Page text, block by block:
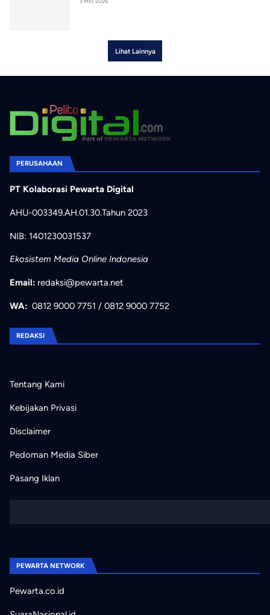
Lihat Lainnya
PERUSAHAAN
PT Kolaborasi Pewarta Digital
AHU-003349.AH.01.30.Tahun 2023
NIB: 1401230031537
Ekosistem Media Online Indonesia
Email: redaksi@pewarta.net
WA: 0812 9000 7751 / 0812 9000 7752
REDAKSI
Tentang Kami
Kebijakan Privasi
Disclaimer
Pedoman Media Siber
Pasang Iklan
PEWARTA NETWORK
Pewarta.co.id